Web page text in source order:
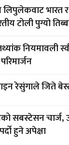
भारत
टोली पुग्यो
नियमावली
रेसुंगाले जिते
सबस्टेसन चार्ज,
हुने अपेक्षा